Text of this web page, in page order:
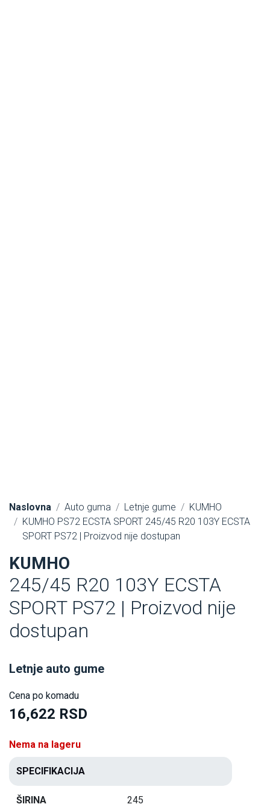
Naslovna Auto guma Letnje gume
KUMHO
KUMHO PS72 ECSTA SPORT 245/45 R20 103Y ECSTA
SPORT PS72 | Proizvod nije dostupan
KUMHO
245/45 R20 103Y ECSTA
SPORT PS72 | Proizvod nije
dostupan
Letnje auto gume
Cena po komadu
16,622 RSD
Nema na lageru
SPECIFIKACIJA
ŠIRINA 245